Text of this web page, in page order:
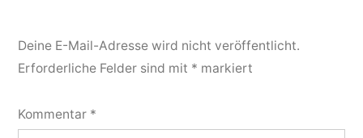
Deine E-Mail-Adresse wird nicht veröffentlicht.
Erforderliche Felder sind mit * markiert
Kommentar *